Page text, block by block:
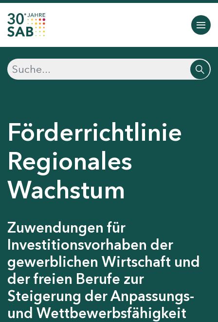
Förderrichtlinie
Regionales
Wachstum
Zuwendungen für
Investitionsvorhaben der
gewerblichen Wirtschaft und
der freien Berufe zur
Steigerung der Anpassungs-
und Wettbewerbsfähigkeit